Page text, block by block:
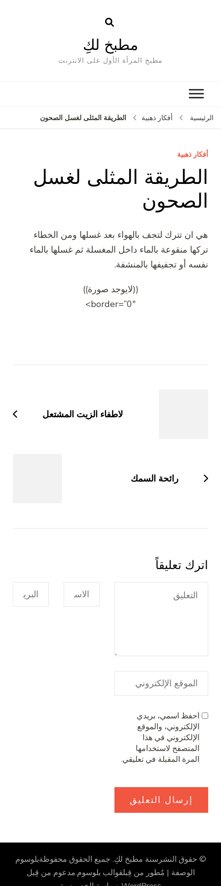
مطبخ لكِ
مطبخ المرأة الأول على الانترنت
الرئيسية أفكار ذهبية الطريقة المثلى لغسل الصحون
أفكار ذهبية
الطريقة المثلى لغسل
الصحون
هي ان تترك لتجف بالهواء بعد غسلها ومن الخطاء
تركها منقوعة بالماء داخل المغسلة ثم غسلها بالماء
نفسه أو تجفيفها بالمنشفة.
((لايوجد صورة))
border=”0″>
لاطفاء الزيت المشتعل
رائحة السمك
اترك تعليقاً
احفظ اسمي، بريدي
الإلكتروني، والموقع
الإلكتروني في هذا
المتصفح لاستخدامها
المرة المقبلة في تعليقي.
© حقوق النشرسنة مطبخ لكِ. جميع الحقوق محفوظةبلوسوم
الوصفة | مُطور من قِبلقوالب بلوسوم.مدعوم من قِبل